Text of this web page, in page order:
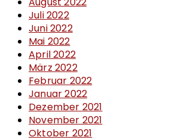
Juli 2022
Juni 2022
Mai 2022
April 2022
März 2022
Februar 2022
Januar 2022
Dezember 2021
November 2021
Oktober 2021